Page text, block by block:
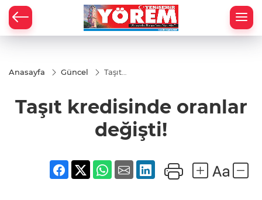
Anasayfa Güncel
Taşıt
değişti!
Taşıt kredisinde oranlar
değişti!